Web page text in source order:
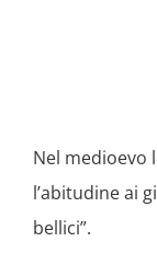
Nel medioevo
l’abitudine ai
bellici”.